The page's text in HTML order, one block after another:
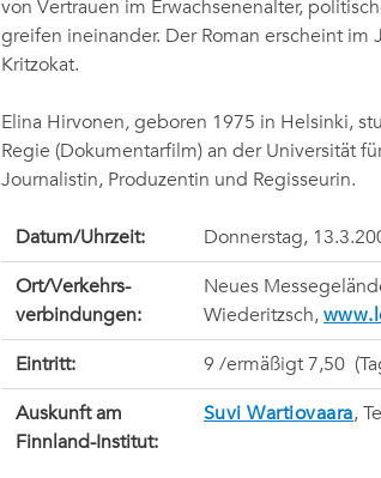
von Vertrauen im Erwachsenenalter,
greifen ineinander. Der Roman erscheint im
Kritzokat.
Elina Hirvonen, geboren 1975 in Helsinki,
Regie (Dokumentarfilm) an der Universität
Journalistin, Produzentin und Regisseurin.
Datum/Uhrzeit: Donnerstag,
Ort/Verkehrs-
verbindungen:
Neues
Wiederitzsch,
Eintritt: 9 /ermäßigt 7,50 
Auskunft am
Finnland-Institut:
Suvi Wartiovaara,